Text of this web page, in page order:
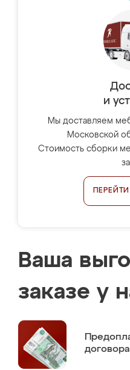
и
Мы доставляем
Московской
Стоимость сборки
Ваша
заказе у
договора